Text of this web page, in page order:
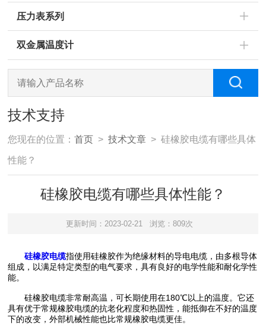
压力表系列
双金属温度计
技术支持
您现在的位置：首页 >技术文章 > 硅橡胶电缆有哪些具体
性能？
硅橡胶电缆有哪些具体性能？
更新时间：2023-02-21 浏览：809次
硅橡胶电缆指使用硅橡胶作为绝缘材料的导电电缆，由多根导体
组成，以满足特定类型的电气要求，具有良好的电学性能和耐化学性
能。
硅橡胶电缆非常耐高温，可长期使用在180℃以上的温度。它还
具有优于常规橡胶电缆的抗老化程度和热固性，能抵御在不好的温度
下的改变，外部机械性能也比常规橡胶电缆更佳。